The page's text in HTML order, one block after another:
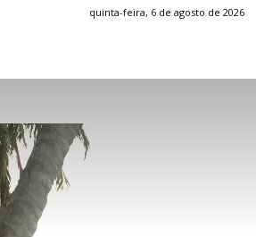
quinta-feira, 6 de agosto de 2026